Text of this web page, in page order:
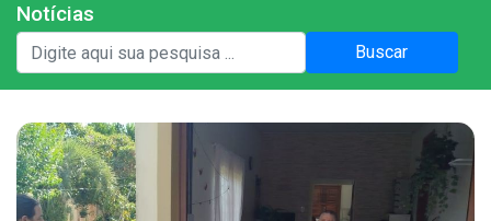
Institucional
A Prefeitura
Gabinete do Vice-prefeito
História do Município
Símbolos Oficiais
Notícias
Buscar